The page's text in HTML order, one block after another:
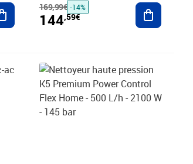
Ajouter au panier
169,99€ -14%
144,59€
Ajouter
Prix barré 550,99€
Prix 431,91€